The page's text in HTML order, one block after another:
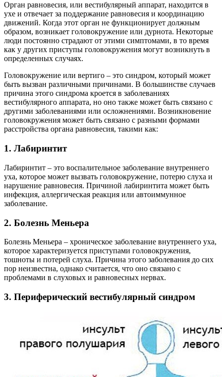
Орган равновесия, или вестибулярный аппарат, находится в
ухе и отвечает за поддержание равновесия и координацию
движений. Когда этот орган не функционирует должным
образом, возникает головокружение или дурнота. Некоторые
люди постоянно страдают от этими симптомами, в то время
как у других приступы головокружения могут возникнуть в
определенных случаях.
Головокружение или вертиго – это синдром, который может
быть вызван различными причинами. В большинстве случаев
причина этого синдрома кроется в заболеваниях
вестибулярного аппарата, но оно также может быть связано с
другими заболеваниями или осложнениями. Возникновение
головокружения может быть связано с разными формами
расстройства органа равновесия, такими как:
1. Лабиринтит
Лабиринтит – это воспалительное заболевание внутреннего
уха, которое может вызвать головокружение, потерю слуха и
нарушение равновесия. Причиной лабиринтита может быть
инфекция, аллергическая реакция или автоиммунное
заболевание.
2. Болезнь Меньера
Болезнь Меньера – хроническое заболевание внутреннего уха,
которое характеризуется приступами головокружения,
тошноты и потерей слуха. Причина этого заболевания до сих
пор неизвестна, однако считается, что оно связано с
проблемами в слуховых и равновесных нервах.
3. Периферический вестибулярный синдром